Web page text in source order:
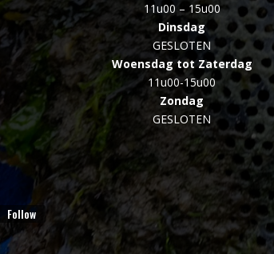
11u00 – 15u00
Dinsdag
GESLOTEN
Woensdag tot Zaterdag
11u00-15u00
Zondag
GESLOTEN
Follow